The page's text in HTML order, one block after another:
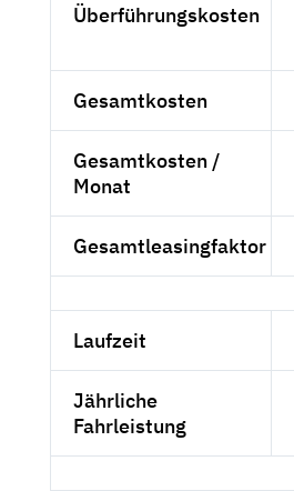
Überführungskosten
Gesamtkosten
Gesamtkosten /
Monat
Gesamtleasingfaktor
Laufzeit
Jährliche
Fahrleistung